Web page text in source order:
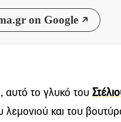
on Google
αυτό το γλυκό του
και του